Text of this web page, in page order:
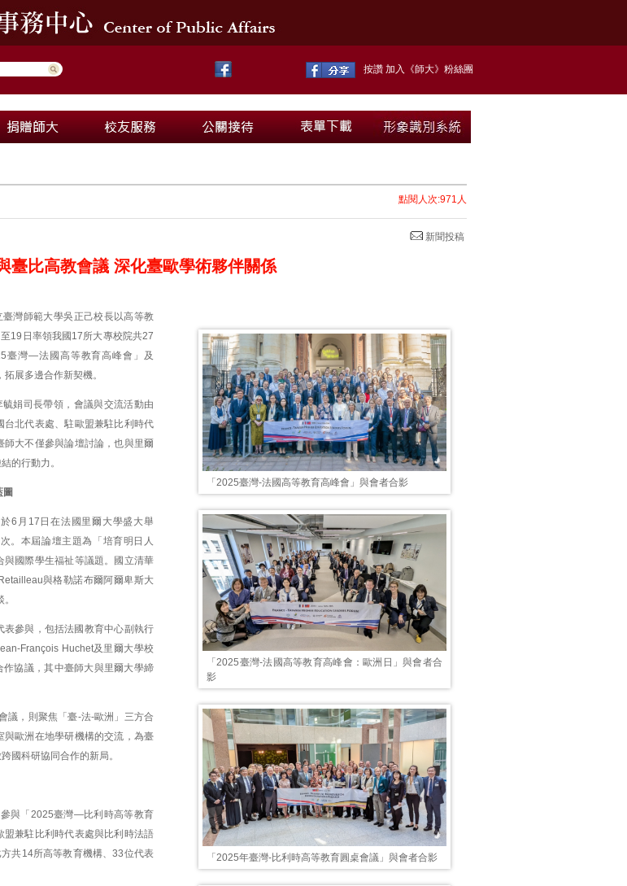
按讚 加入《師大》粉絲團
點閱人次:971人
新聞投稿
臺比高教會議 深化臺歐學術夥伴關係
「2025臺灣-法國高等教育高峰會」與會者合影
「2025臺灣-法國高等教育高峰會：歐洲日」與會者合
影
「2025年臺灣-比利時高等教育圓桌會議」與會者合影
灣師範大學吳正己校長以高等教
19日率領我國17所大專校院共27
臺灣—法國高等教育高峰會」及
展多邊合作新契機。
娟司長帶領，會議與交流活動由
北代表處、駐歐盟兼駐比利時代
大不僅參與論壇討論，也與里爾
的行動力。
圖
6月17日在法國里爾大學盛大舉
。本屆論壇主題為「培育明日人
國際學生福祉等議題。國立清華
與格勒諾布爾阿爾卑斯大
參與，包括法國教育中心副執行
François Huchet及里爾大學校
協議，其中臺師大與里爾大學締
議，則聚焦「臺-法-歐洲」三方合
歐洲在地學研機構的交流，為臺
國科研協同合作的新局。
與「2025臺灣—比利時高等教育
盟兼駐比利時代表處與比利時法語
共14所高等教育機構、33位代表